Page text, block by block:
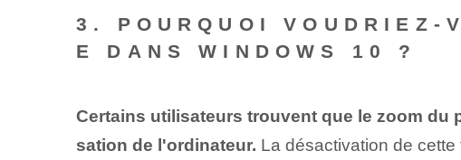
3. POURQUOI VOUDRIEZ-
E DANS WINDOWS 10 ?
Certains utilisateurs trouvent que le zoom du
sation de l'ordinateur. La désactivation de